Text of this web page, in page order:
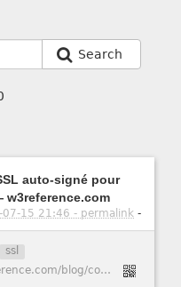
Search
auto-signé pour
w3reference.com
07-15 21:46 - permalink -
ssl
https://www.w3reference.com/blog/comment-cr-er-un-certificat-ssl-auto-sign-pour-apache-dans-ubuntu-20-04/